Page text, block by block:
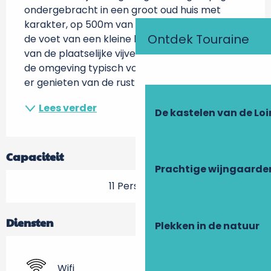
Ontdek Touraine
De kastelen van de
Prachtige
Plekken in de natuur
ondergebracht in een groot oud huis met
karakter, op 500m van het dorp. Gelegen aan
de voet van een kleine heuvel, aan de oever
van de plaatselijke vijver en dicht bij het bos, is
de omgeving typisch voor de streek. Je kunt
er genieten van de rust en de...
Lees verder
Capaciteit
11 Personen
Diensten
Wifi